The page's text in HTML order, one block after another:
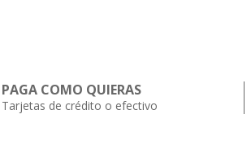
PAGA COMO QUIERAS
Tarjetas de crédito o efectivo